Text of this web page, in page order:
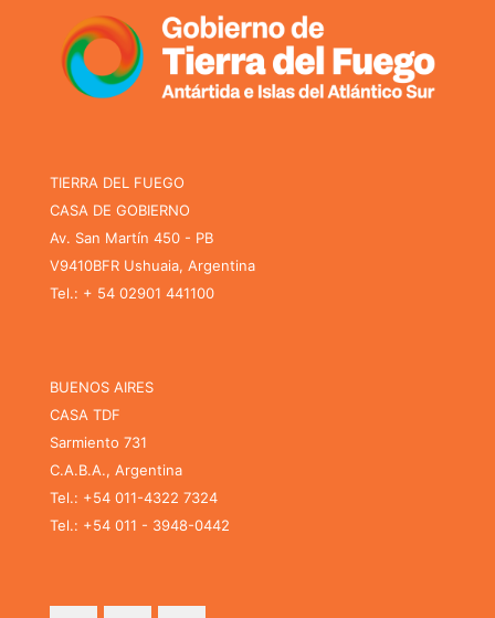
TIERRA DEL FUEGO
CASA DE GOBIERNO
Av. San Martín 450 - PB
V9410BFR Ushuaia, Argentina
Tel.: + 54 02901 441100
BUENOS AIRES
CASA TDF
Sarmiento 731
C.A.B.A., Argentina
Tel.: +54 011-4322 7324
Tel.: +54 011 - 3948-0442